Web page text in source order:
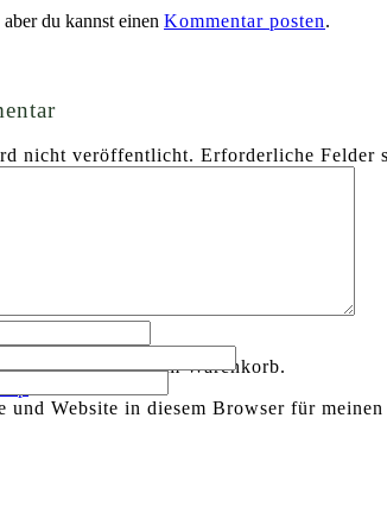
keine Produkte im Warenkorb.
du kannst einen Kommentar posten.
nicht veröffentlicht. Erforderliche Felder
und Website in diesem Browser für